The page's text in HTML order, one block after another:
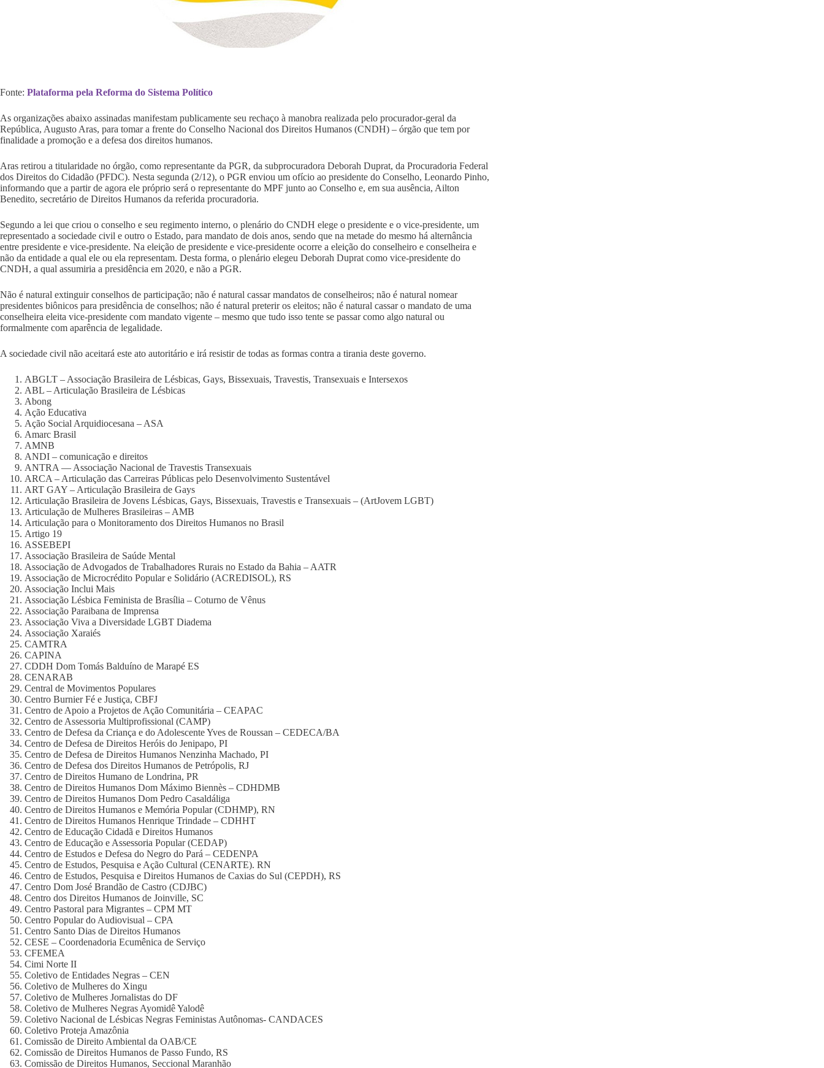
Fonte: Plataforma pela Reforma do Sistema Político
As organizações abaixo assinadas manifestam publicamente seu rechaço à manobra realizada pelo procurador-geral da
República, Augusto Aras, para tomar a frente do Conselho Nacional dos Direitos Humanos (CNDH) – órgão que tem por
finalidade a promoção e a defesa dos direitos humanos.
Aras retirou a titularidade no órgão, como representante da PGR, da subprocuradora Deborah Duprat, da Procuradoria Federal
dos Direitos do Cidadão (PFDC). Nesta segunda (2/12), o PGR enviou um ofício ao presidente do Conselho, Leonardo Pinho,
informando que a partir de agora ele próprio será o representante do MPF junto ao Conselho e, em sua ausência, Ailton
Benedito, secretário de Direitos Humanos da referida procuradoria.
Segundo a lei que criou o conselho e seu regimento interno, o plenário do CNDH elege o presidente e o vice-presidente, um
representado a sociedade civil e outro o Estado, para mandato de dois anos, sendo que na metade do mesmo há alternância
entre presidente e vice-presidente. Na eleição de presidente e vice-presidente ocorre a eleição do conselheiro e conselheira e
não da entidade a qual ele ou ela representam. Desta forma, o plenário elegeu Deborah Duprat como vice-presidente do
CNDH, a qual assumiria a presidência em 2020, e não a PGR.
Não é natural extinguir conselhos de participação; não é natural cassar mandatos de conselheiros; não é natural nomear
presidentes biônicos para presidência de conselhos; não é natural preterir os eleitos; não é natural cassar o mandato de uma
conselheira eleita vice-presidente com mandato vigente – mesmo que tudo isso tente se passar como algo natural ou
formalmente com aparência de legalidade.
A sociedade civil não aceitará este ato autoritário e irá resistir de todas as formas contra a tirania deste governo.
ABGLT – Associação Brasileira de Lésbicas, Gays, Bissexuais, Travestis, Transexuais e Intersexos
ABL – Articulação Brasileira de Lésbicas
Abong
Ação Educativa
Ação Social Arquidiocesana – ASA
Amarc Brasil
AMNB
ANDI – comunicação e direitos
ANTRA — Associação Nacional de Travestis Transexuais
ARCA – Articulação das Carreiras Públicas pelo Desenvolvimento Sustentável
ART GAY – Articulação Brasileira de Gays
Articulação Brasileira de Jovens Lésbicas, Gays, Bissexuais, Travestis e Transexuais – (ArtJovem LGBT)
Articulação de Mulheres Brasileiras – AMB
Articulação para o Monitoramento dos Direitos Humanos no Brasil
Artigo 19
ASSEBEPI
Associação Brasileira de Saúde Mental
Associação de Advogados de Trabalhadores Rurais no Estado da Bahia – AATR
Associação de Microcrédito Popular e Solidário (ACREDISOL), RS
Associação Inclui Mais
Associação Lésbica Feminista de Brasília – Coturno de Vênus
Associação Paraibana de Imprensa
Associação Viva a Diversidade LGBT Diadema
Associação Xaraiés
CAMTRA
CAPINA
CDDH Dom Tomás Balduíno de Marapé ES
CENARAB
Central de Movimentos Populares
Centro Burnier Fé e Justiça, CBFJ
Centro de Apoio a Projetos de Ação Comunitária – CEAPAC
Centro de Assessoria Multiprofissional (CAMP)
Centro de Defesa da Criança e do Adolescente Yves de Roussan – CEDECA/BA
Centro de Defesa de Direitos Heróis do Jenipapo, PI
Centro de Defesa de Direitos Humanos Nenzinha Machado, PI
Centro de Defesa dos Direitos Humanos de Petrópolis, RJ
Centro de Direitos Humano de Londrina, PR
Centro de Direitos Humanos Dom Máximo Biennès – CDHDMB
Centro de Direitos Humanos Dom Pedro Casaldáliga
Centro de Direitos Humanos e Memória Popular (CDHMP), RN
Centro de Direitos Humanos Henrique Trindade – CDHHT
Centro de Educação Cidadã e Direitos Humanos
Centro de Educação e Assessoria Popular (CEDAP)
Centro de Estudos e Defesa do Negro do Pará – CEDENPA
Centro de Estudos, Pesquisa e Ação Cultural (CENARTE). RN
Centro de Estudos, Pesquisa e Direitos Humanos de Caxias do Sul (CEPDH), RS
Centro Dom José Brandão de Castro (CDJBC)
Centro dos Direitos Humanos de Joinville, SC
Centro Pastoral para Migrantes – CPM MT
Centro Popular do Audiovisual – CPA
Centro Santo Dias de Direitos Humanos
CESE – Coordenadoria Ecumênica de Serviço
CFEMEA
Cimi Norte II
Coletivo de Entidades Negras – CEN
Coletivo de Mulheres do Xingu
Coletivo de Mulheres Jornalistas do DF
Coletivo de Mulheres Negras Ayomidê Yalodê
Coletivo Nacional de Lésbicas Negras Feministas Autônomas- CANDACES
Coletivo Proteja Amazônia
Comissão de Direito Ambiental da OAB/CE
Comissão de Direitos Humanos de Passo Fundo, RS
Comissão de Direitos Humanos, Seccional Maranhão